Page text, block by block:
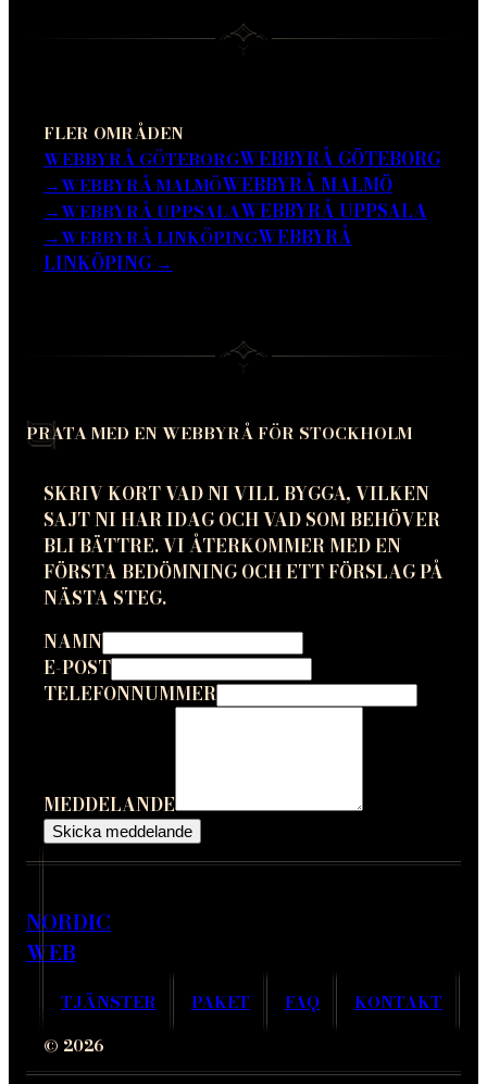
FLER OMRÅDEN
WEBBYRÅ GÖTEBORGWEBBYRÅ GÖTEBORG
→WEBBYRÅ MALMÖWEBBYRÅ MALMÖ
→WEBBYRÅ UPPSALAWEBBYRÅ UPPSALA
→WEBBYRÅ LINKÖPINGWEBBYRÅ
LINKÖPING →
PRATA MED EN WEBBYRÅ FÖR STOCKHOLM
SKRIV KORT VAD NI VILL BYGGA, VILKEN
SAJT NI HAR IDAG OCH VAD SOM BEHÖVER
BLI BÄTTRE. VI ÅTERKOMMER MED EN
FÖRSTA BEDÖMNING OCH ETT FÖRSLAG PÅ
NÄSTA STEG.
NAMN
E-POST
TELEFONNUMMER
MEDDELANDE
Skicka meddelande
NORDIC
WEB
TJÄNSTER PAKET FAQ
KONTAKT
© 2026